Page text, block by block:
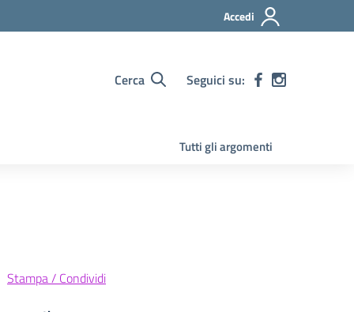
Accedi
Cerca Seguici su:
Tutti gli argomenti
Stampa / Condividi